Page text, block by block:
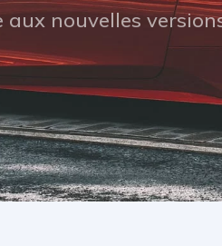
aux nouvelles